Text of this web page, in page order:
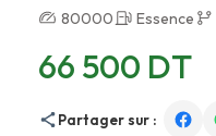
80000 Essence
66 500 DT
Partager sur :